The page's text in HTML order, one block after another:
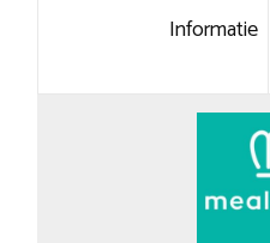
Informatie